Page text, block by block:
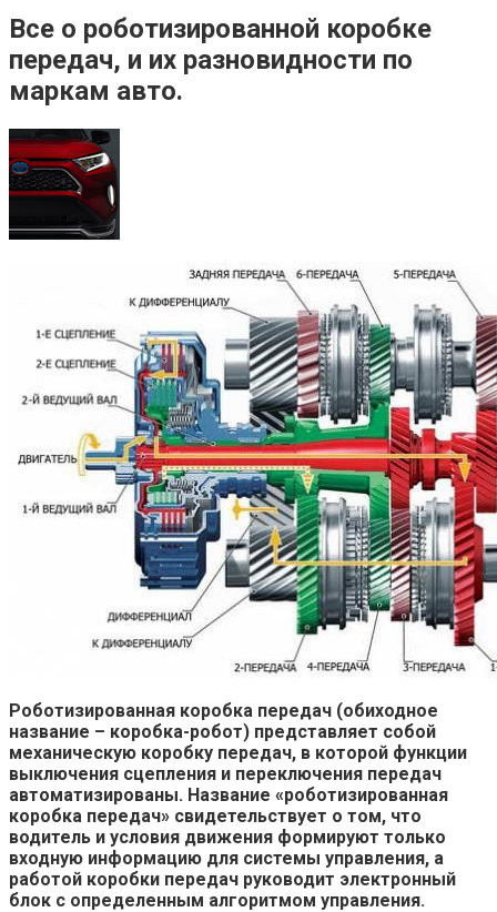
Все о роботизированной коробке
передач, и их разновидности по
маркам авто.
Роботизированная коробка передач (обиходное
название – коробка-робот) представляет собой
механическую коробку передач, в которой функции
выключения сцепления и переключения передач
автоматизированы. Название «роботизированная
коробка передач» свидетельствует о том, что
водитель и условия движения формируют только
входную информацию для системы управления, а
работой коробки передач руководит электронный
блок с определенным алгоритмом управления.